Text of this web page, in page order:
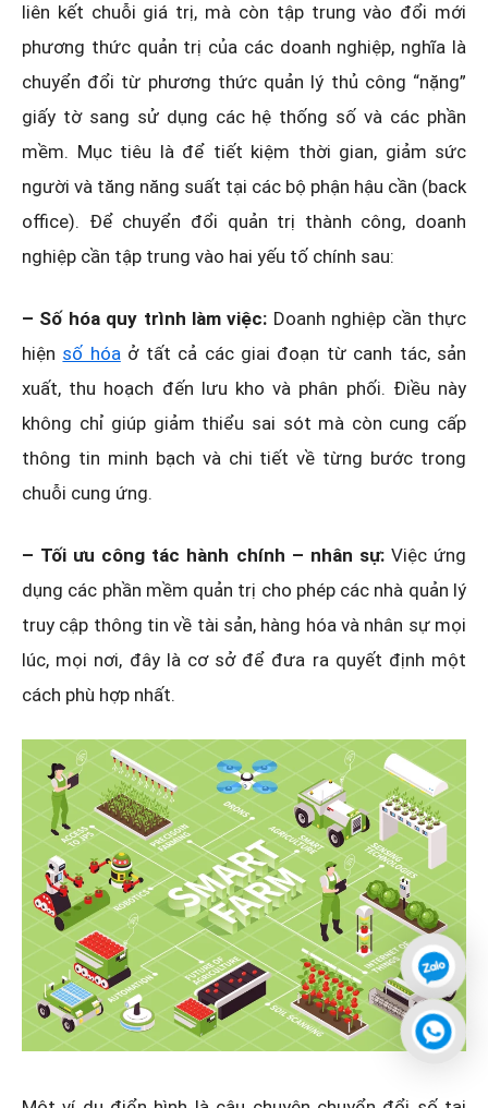
liên kết chuỗi giá trị, mà còn tập trung vào đổi mới
phương thức quản trị của các doanh nghiệp, nghĩa là
chuyển đổi từ phương thức quản lý thủ công “nặng”
giấy tờ sang sử dụng các hệ thống số và các phần
mềm. Mục tiêu là để tiết kiệm thời gian, giảm sức
người và tăng năng suất tại các bộ phận hậu cần (back
office). Để chuyển đổi quản trị thành công, doanh
nghiệp cần tập trung vào hai yếu tố chính sau:
– Số hóa quy trình làm việc: Doanh nghiệp cần thực
hiện số hóaở tất cả các giai đoạn từ canh tác, sản
xuất, thu hoạch đến lưu kho và phân phối. Điều này
không chỉ giúp giảm thiểu sai sót mà còn cung cấp
thông tin minh bạch và chi tiết về từng bước trong
chuỗi cung ứng.
– Tối ưu công tác hành chính – nhân sự: Việc ứng
dụng các phần mềm quản trị cho phép các nhà quản lý
truy cập thông tin về tài sản, hàng hóa và nhân sự mọi
lúc, mọi nơi, đây là cơ sở để đưa ra quyết định một
cách phù hợp nhất.